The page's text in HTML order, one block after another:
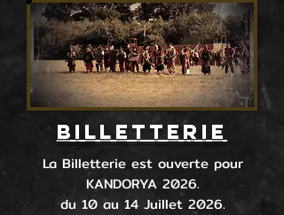
BILLETTERIE
La Billetterie est ouverte pour
KANDORYA 2026.
du 10 au 14 Juillet 2026.